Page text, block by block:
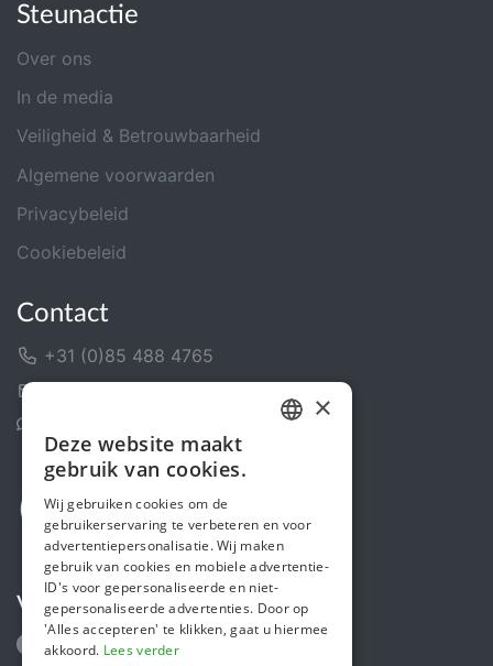
Steunactie
Over ons
In de media
Veiligheid & Betrouwbaarheid
Algemene voorwaarden
Privacybeleid
Cookiebeleid
Contact
+31 (0)85 488 4765
Volg ons
ENGLISH
×
Deze website maakt
gebruik van cookies.
Wij gebruiken cookies om de
gebruikerservaring te verbeteren en voor
advertentiepersonalisatie. Wij maken
gebruik van cookies en mobiele advertentie-
ID's voor gepersonaliseerde en niet-
gepersonaliseerde advertenties. Door op
'Alles accepteren' te klikken, gaat u hiermee
akkoord. Lees verder